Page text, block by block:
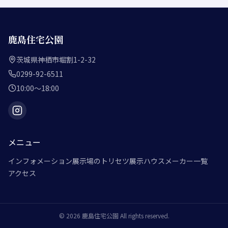
鹿島住宅公園
茨城県神栖市堀割1-2-32
0299-92-6511
10:00～18:00
メニュー
インフォメーション展示場のトリセツ展示ハウスメーカー一覧
アクセス
© 2026 鹿島住宅公園 All rights reserved.